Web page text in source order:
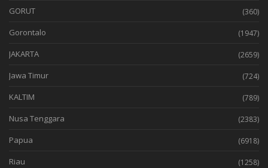
GORUT (360)
Gorontalo (1947)
JAKARTA (2659)
Jawa Timur (724)
KALTIM (789)
Nusa Tenggara (2383)
Papua (6918)
Riau (1258)